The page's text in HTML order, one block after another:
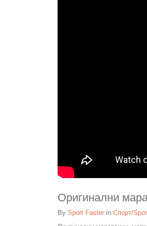
Оригинални
By Sport Faster in Спорт/